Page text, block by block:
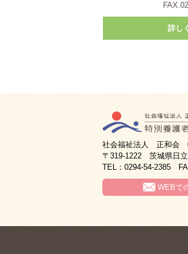
詳し
社会福祉法人 正和会
〒319-1222 茨城県日
TEL：0294-54-2385
WEBで